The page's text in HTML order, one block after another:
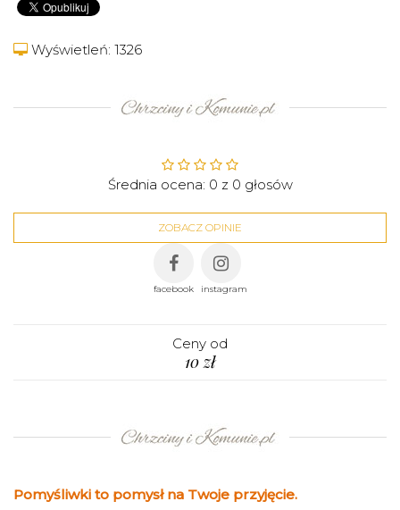
Wyświetleń: 1326
Średnia ocena: 0 z 0 głosów
ZOBACZ OPINIE
facebook instagram
Ceny od
10 zł
Pomyśliwki to pomysł na Twoje przyjęcie.